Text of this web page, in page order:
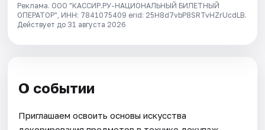
Реклама. ООО "КАССИР.РУ-НАЦИОНАЛЬНЫЙ БИЛЕТНЫЙ
ОПЕРАТОР", ИНН: 7841075409 erid: 25H8d7vbP8SRTvHZrUcdLB.
Действует до 31 августа 2026
О событии
Приглашаем освоить основы искусства